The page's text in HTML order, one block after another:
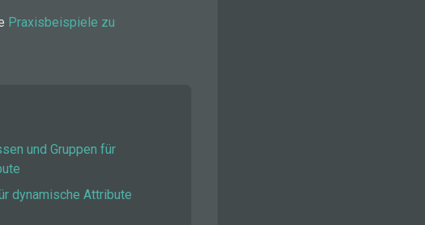
Praxisbeispiele zu
und Gruppen für
dynamische Attribute